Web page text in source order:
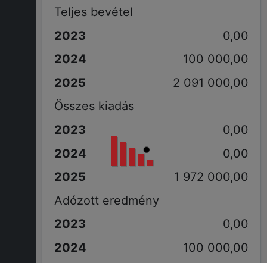
Teljes bevétel
0,00
100 000,00
2 091 000,00
Összes kiadás
0,00
0,00
1 972 000,00
Adózott eredmény
0,00
100 000,00